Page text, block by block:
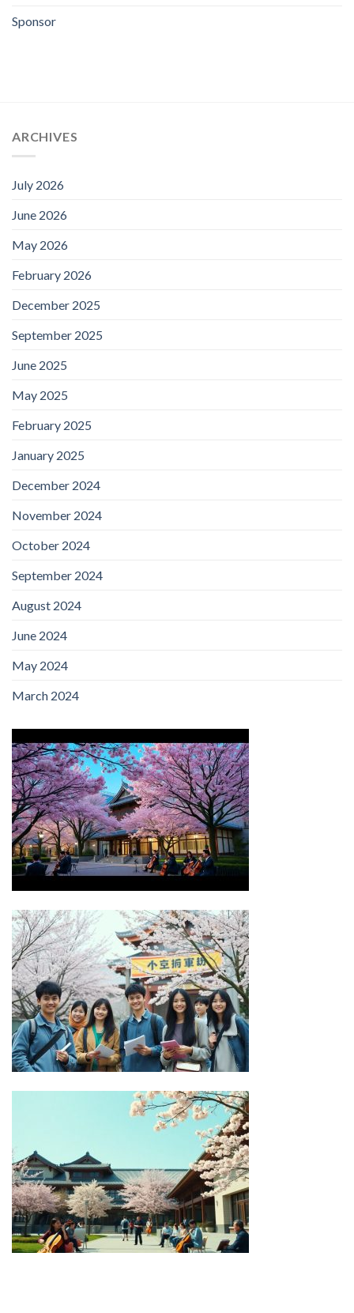
Sponsor
ARCHIVES
July 2026
June 2026
May 2026
February 2026
December 2025
September 2025
June 2025
May 2025
February 2025
January 2025
December 2024
November 2024
October 2024
September 2024
August 2024
June 2024
May 2024
March 2024